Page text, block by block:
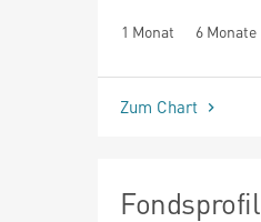
1 Monat 6 Monate
seit Beginn
Zum Chart
Fondsprofil